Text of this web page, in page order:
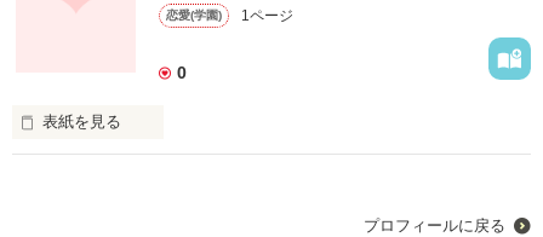
恋愛(学園) 1ページ
0
表紙を見る
プロフィールに戻る